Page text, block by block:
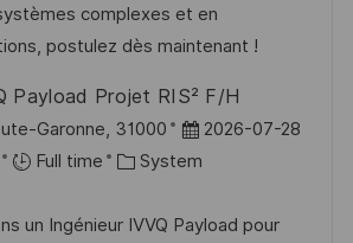
t
e
y
complexes et en
postulez dès maintenant !
Payload Projet RIS² F/H
Garonne, 31000
P
o
t
2026-07-28
Full time
C
t
System
un Ingénieur IVVQ Payload pour